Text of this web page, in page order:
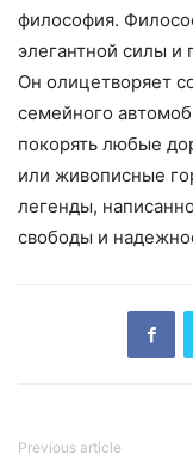
философия.
элегантной силы
Он олицетворяет
семейного
покорять любые
или живописные
легенды,
свободы и
Previous article